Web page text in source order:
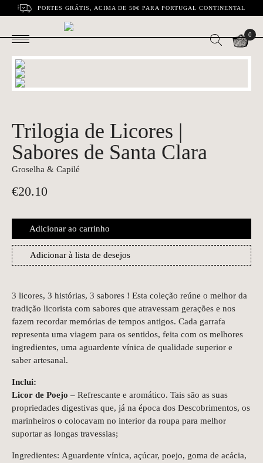
PORTES GRÁTIS, ACIMA DE 50€ PARA PORTUGAL CONTINENTAL
0
Trilogia de Licores |
Sabores de Santa Clara
Groselha & Capilé
€20.10
Adicionar ao carrinho
Adicionar à lista de desejos
3 licores, 3 histórias, 3 sabores ! Esta coleção reúne o melhor da
tradição licorista com sabores que atravessam gerações e nos
fazem recordar memórias de tempos antigos. Cada garrafa
representa uma viagem para os sentidos, feita com os melhores
ingredientes, uma aguardente vínica de qualidade superior e
saber artesanal.
Inclui:
Licor de Poejo – Refrescante e aromático. Tais são as suas
propriedades digestivas que, já na época dos Descobrimentos, os
marinheiros o colocavam no interior da roupa para melhor
suportar as longas travessias;
Ingredientes: Aguardente vínica, açúcar, poejo, goma de acácia,